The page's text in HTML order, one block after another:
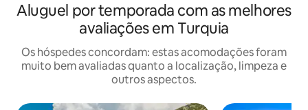
Aluguel por temporada com as melhores
avaliações em Turquia
Os hóspedes concordam: estas acomodações foram
muito bem avaliadas quanto a localização, limpeza e
outros aspectos.